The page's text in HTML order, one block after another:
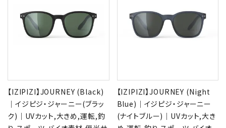
【IZIPIZI】JOURNEY (Black)
｜イジピジ・ジャーニー(ブラッ
ク)｜UVカット,大きめ,運転,釣
【IZIPIZI】JOURNEY (Night
Blue)｜イジピジ・ジャーニー
(ナイトブルー)｜UVカット,大き